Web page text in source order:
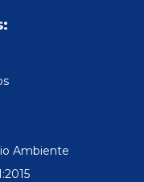
Ambiente